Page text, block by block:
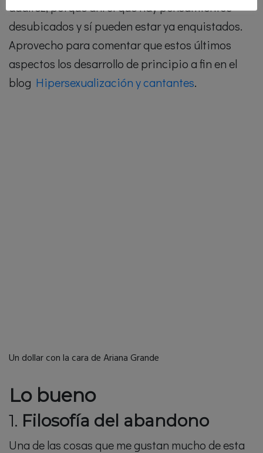
adultez, porque ahí sí que hay pensamientos
desubicados y sí pueden estar ya enquistados.
Aprovecho para comentar que estos últimos
aspectos los desarrollo de principio a fin en el
blog Hipersexualización y cantantes.
Un dollar con la cara de Ariana Grande
Lo bueno
1. Filosofía del abandono
Una de las cosas que me gustan mucho de esta